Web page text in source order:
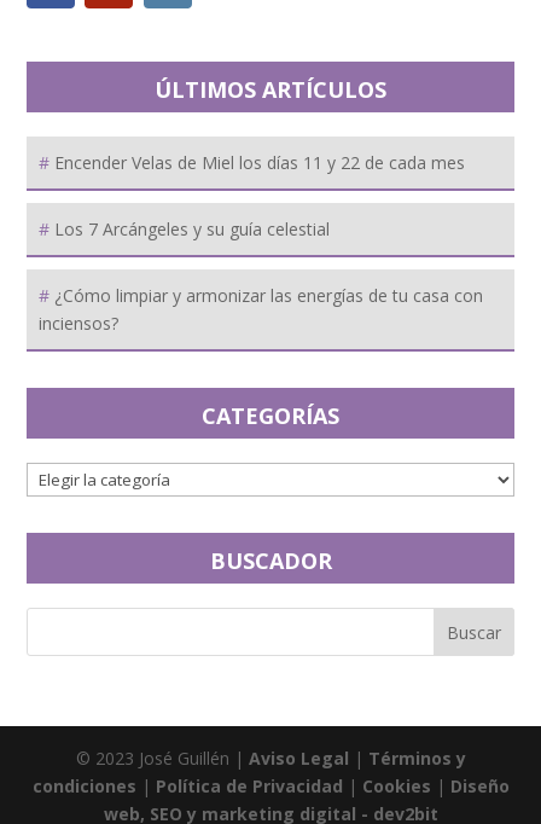
ÚLTIMOS ARTÍCULOS
Encender Velas de Miel los días 11 y 22 de cada mes
Los 7 Arcángeles y su guía celestial
¿Cómo limpiar y armonizar las energías de tu casa con
inciensos?
CATEGORÍAS
BUSCADOR
© 2023 José Guillén | Aviso Legal | Términos y
condiciones | Política de Privacidad | Cookies | Diseño
web, SEO y marketing digital - dev2bit